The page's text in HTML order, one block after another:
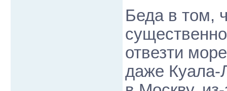
Беда в том,
отвезти
даже Куала-